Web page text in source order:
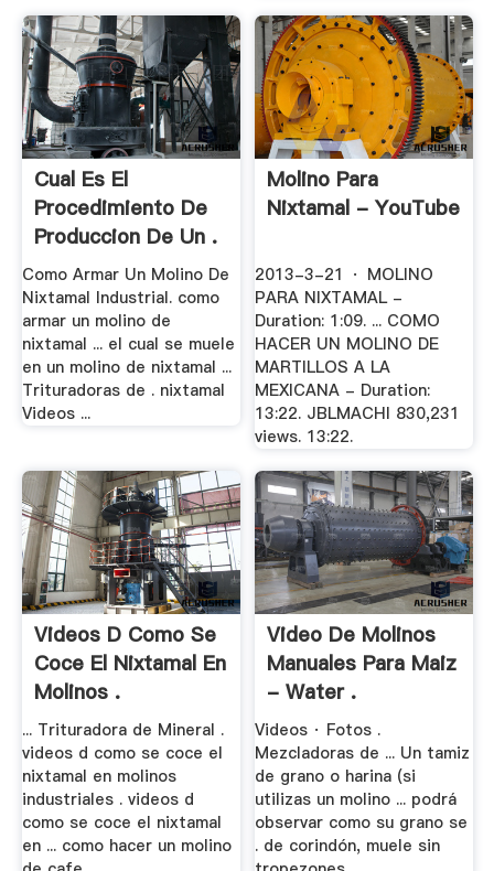
Cual Es El
Procedimiento De
Produccion De Un .
Como Armar Un Molino De
Nixtamal Industrial. como
armar un molino de
nixtamal ... el cual se muele
en un molino de nixtamal ...
Trituradoras de . nixtamal
Videos ...
Molino Para
Nixtamal - YouTube
2013-3-21 · MOLINO
PARA NIXTAMAL -
Duration: 1:09. ... COMO
HACER UN MOLINO DE
MARTILLOS A LA
MEXICANA - Duration:
13:22. JBLMACHI 830,231
views. 13:22.
Videos D Como Se
Coce El Nixtamal En
Molinos .
... Trituradora de Mineral .
videos d como se coce el
nixtamal en molinos
industriales . videos d
como se coce el nixtamal
en ... como hacer un molino
Video De Molinos
Manuales Para Maiz
- Water .
Videos · Fotos .
Mezcladoras de ... Un tamiz
de grano o harina (si
utilizas un molino ... podrá
observar como su grano se
. de corindón, muele sin